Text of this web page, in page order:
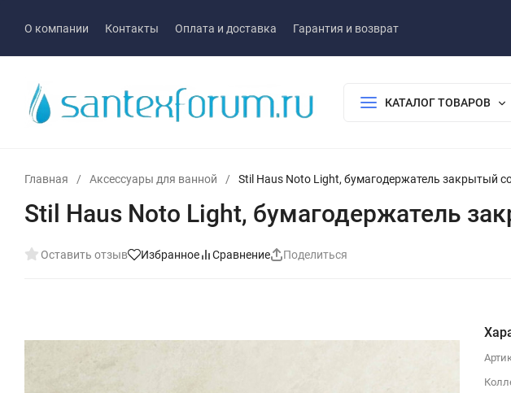
О компании Контакты Оплата и доставка Гарантия и возврат
КАТАЛОГ ТОВАРОВ
Главная / Аксессуары для ванной / Stil Haus Noto Light, бумагодержатель закрытый
Stil Haus Noto Light, бумагодержатель
Оставить отзыв Избранное Сравнение Поделиться